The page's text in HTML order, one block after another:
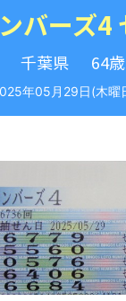
バーズ4
千葉県 64歳
年05月29日(木曜